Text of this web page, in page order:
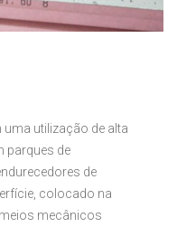
uma utilização de alta
parques de
de
colocado na
mecânicos